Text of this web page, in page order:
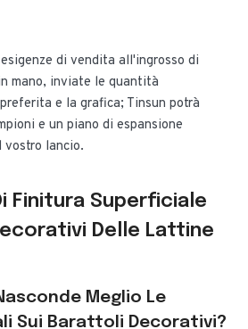
di vendita all'ingrosso di
mano, inviate le quantità
e la grafica; Tinsun potrà
e un piano di espansione
vostro lancio.
Finitura Superficiale
Delle Lattine
Meglio Le
Sui Barattoli Decorativi?